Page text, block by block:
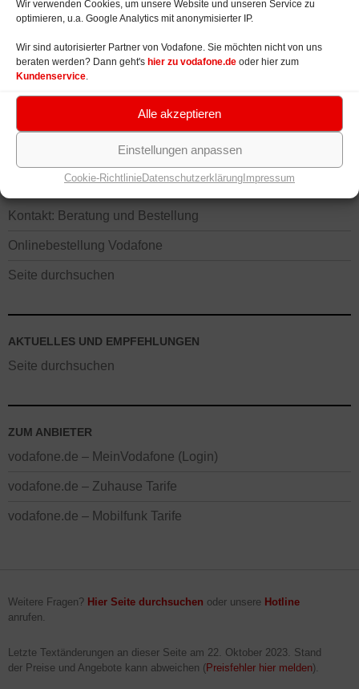
Wir verwenden Cookies, um unsere Website und unseren Service zu
optimieren, u.a. Google Analytics mit anonymisierter IP.
Wir sind autorisierter Partner von Vodafone. Sie möchten nicht von uns
beraten werden? Dann geht's hier zu vodafone.de oder hier zum
Kundenservice.
Alle akzeptieren
Einstellungen anpassen
Cookie-RichtlinieDatenschutzerklärung Impressum
Netzabdeckung: LTE, HSPA, UMTS
VODAFONE VERFÜGBARKEIT UND NETZ
Verfügbarkeit Festnetz und Mobilfunk
Speedtest – Geschwindigkeit prüfen
Kontakt: Beratung und Bestellung
Onlinebestellung Vodafone
Seite durchsuchen
AKTUELLES UND EMPFEHLUNGEN
Seite durchsuchen
ZUM ANBIETER
vodafone.de – MeinVodafone (Login)
vodafone.de – Zuhause Tarife
vodafone.de – Mobilfunk Tarife
Weitere Fragen? Hier Seite durchsuchen oder unsere Hotline
anrufen.
Letzte Textänderungen an dieser Seite am 22. Oktober 2023. Stand
der Preise und Angebote kann abweichen (Preisfehler hier melden).